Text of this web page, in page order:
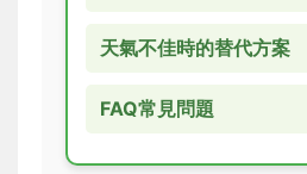
天氣不佳時的替代方案
FAQ常見問題